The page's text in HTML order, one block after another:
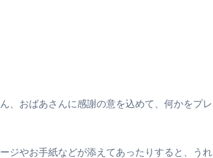
、おばあさんに感謝の意を込めて、何かをプレ
ジやお手紙などが添えてあったりすると、うれ